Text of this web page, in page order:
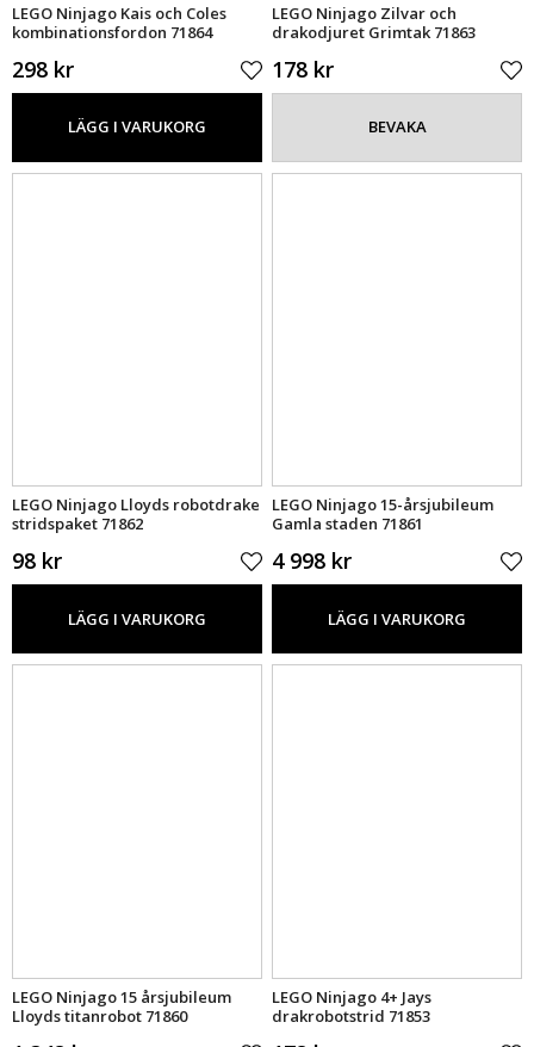
LEGO Ninjago Kais och Coles
kombinationsfordon 71864
298 kr
LÄGG I VARUKORG
LEGO Ninjago Zilvar och
drakodjuret Grimtak 71863
178 kr
BEVAKA
LEGO Ninjago Lloyds robotdrake
stridspaket 71862
98 kr
LÄGG I VARUKORG
LEGO Ninjago 15-årsjubileum
Gamla staden 71861
4 998 kr
LÄGG I VARUKORG
LEGO Ninjago 15 årsjubileum
Lloyds titanrobot 71860
LEGO Ninjago 4+ Jays
drakrobotstrid 71853